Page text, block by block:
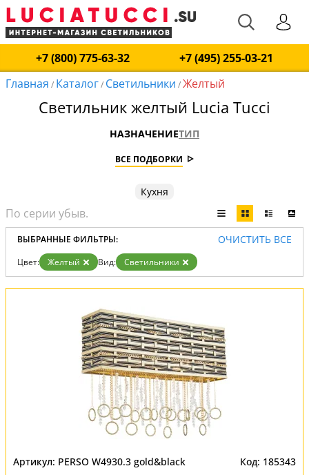
+7 (800) 775-63-32
+7 (495) 255-03-21
Главная / Каталог/ Светильники /Желтый
Светильник желтый Lucia Tucci
НАЗНАЧЕНИЕТИП
ВСЕ ПОДБОРКИ
Кухня
ВЫБРАННЫЕ ФИЛЬТРЫ: ОЧИСТИТЬ ВСЕ
Цвет: Желтый Вид: Светильники
PERSO W4930.3 gold&black 185343